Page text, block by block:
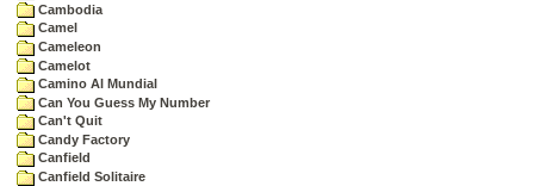
Cambodia
Camel
Cameleon
Camelot
Camino Al Mundial
Can You Guess My Number
Can't Quit
Candy Factory
Canfield
Canfield Solitaire